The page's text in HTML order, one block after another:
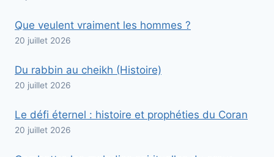
Que veulent vraiment les hommes ?
20 juillet 2026
Du rabbin au cheikh (Histoire)
20 juillet 2026
Le défi éternel : histoire et prophéties du Coran
20 juillet 2026